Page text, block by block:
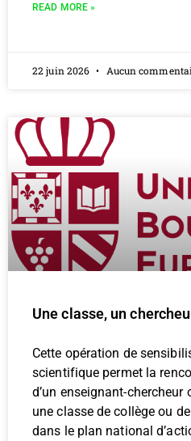
READ MORE »
22 juin 2026 Aucun
Une classe, un
Cette opération de
scientifique permet la
d’un enseignant-chercheur
une classe de collège ou
dans le plan national